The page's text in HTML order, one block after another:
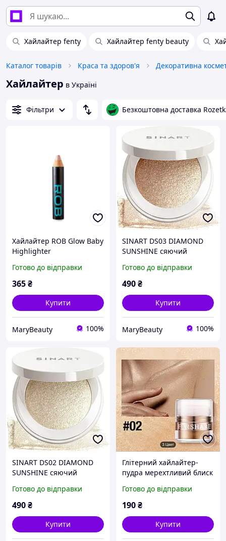
Хайлайтер fenty Хайлайтер fenty beauty
Каталог товарів Краса та здоров'я Декоративна
Хайлайтер в Україні
Фільтри Безкоштовна доставка
Хайлайтер ROB Glow Baby
Highlighter
Готово до відправки
365₴
Купити
MaryBeauty 100%
SINART DS03 DIAMOND
SUNSHINE сяючий
та тіла
Готово до відправки
490₴
Купити
MaryBeauty 100%
SINART DS02 DIAMOND
SUNSHINE сяючий
та тіла
Готово до відправки
490₴
Купити
Глітерний хайлайтер-
пудра мерехтливий блиск
Готово до відправки
190₴
Купити